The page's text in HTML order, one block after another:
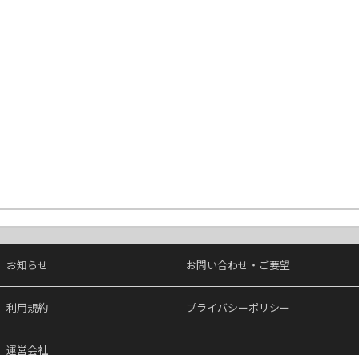
お知らせ お問い合わせ・ご要望
利用規約 プライバシーポリシー
運営会社